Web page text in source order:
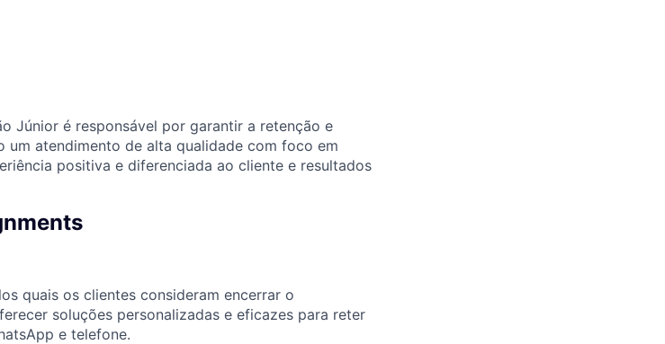
Júnior é responsável por garantir a retenção e
um atendimento de alta qualidade com foco em
positiva e diferenciada ao cliente e resultados
quais os clientes consideram encerrar o
soluções personalizadas e eficazes para reter
e telefone.